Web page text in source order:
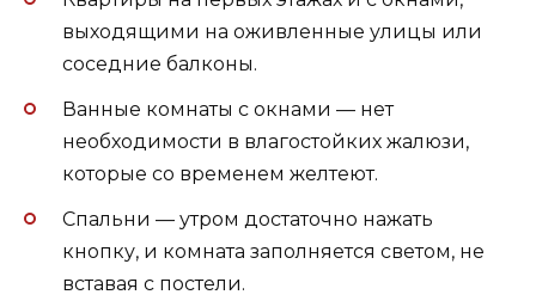
выходящими на оживленные улицы или
соседние балконы.
Ванные комнаты с окнами — нет
необходимости в влагостойких жалюзи,
которые со временем желтеют.
Спальни — утром достаточно нажать
кнопку, и комната заполняется светом, не
вставая с постели.